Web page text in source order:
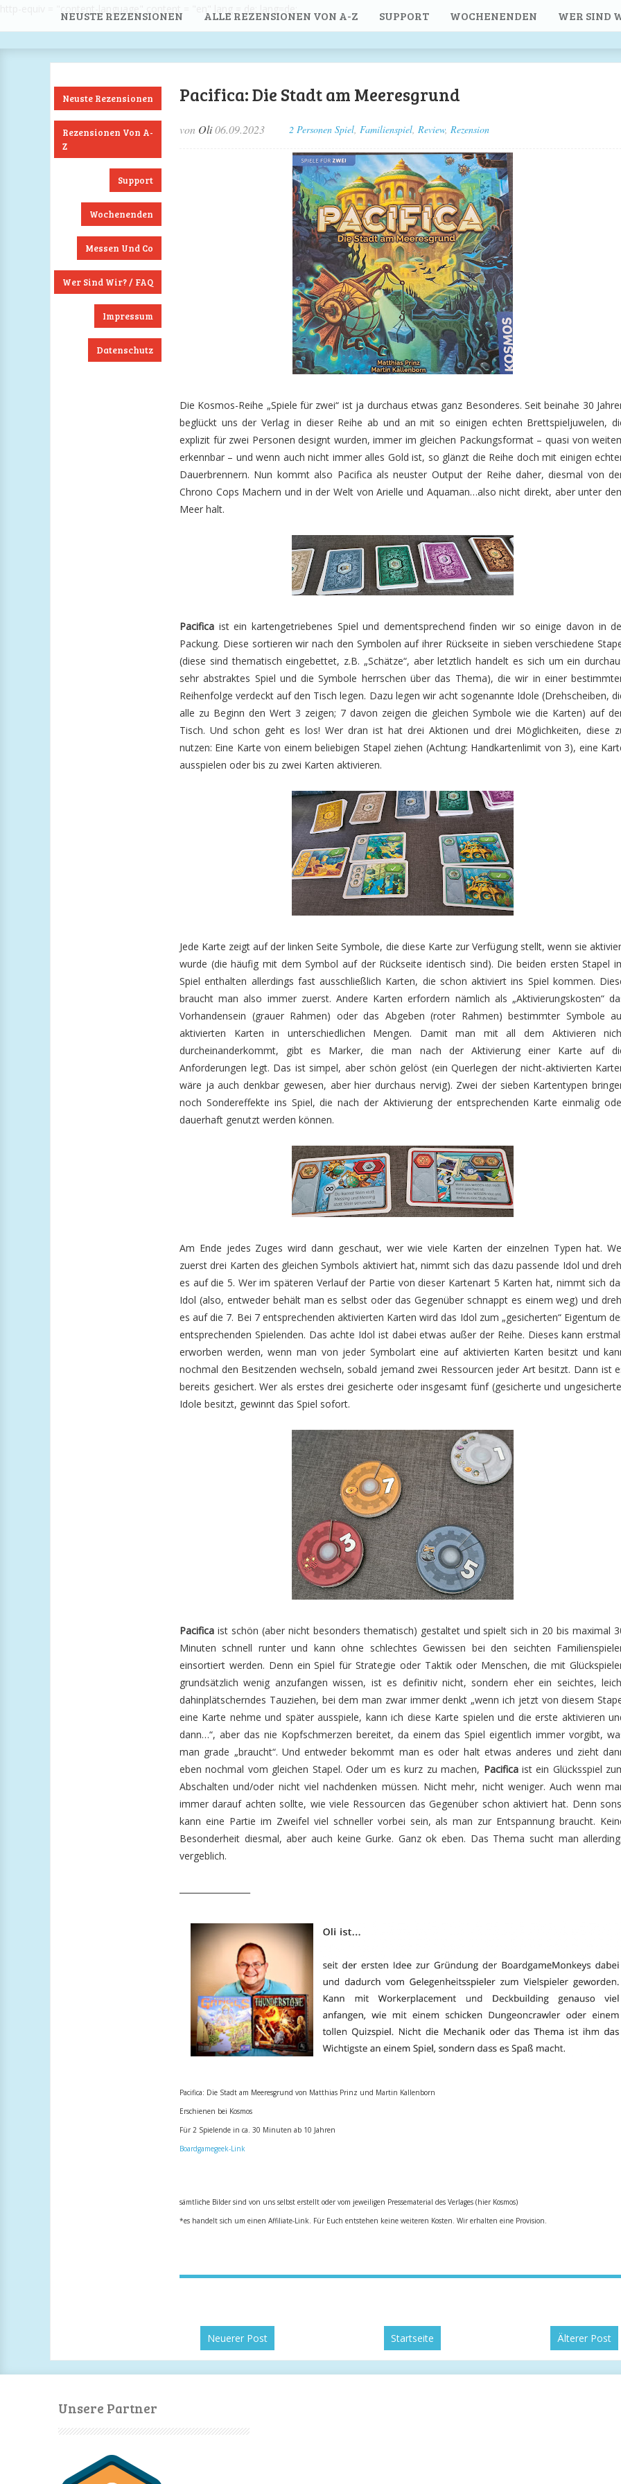
NEUSTE REZENSIONEN ALLE REZENSIONEN VON A-Z SUPPORT WOCHENENDEN WER SIND
Neuste Rezensionen
Rezensionen Von A-
Z
Support
Wochenenden
Messen Und Co
Wer Sind Wir? / FAQ
Impressum
Datenschutz
Pacifica: Die Stadt am Meeresgrund
von Oli06.09.2023 2 Personen Spiel, Familienspiel, Review, Rezension
Die Kosmos-Reihe „Spiele für zwei“ ist ja durchaus etwas ganz Besonderes. Seit beinahe 30
beglückt uns der Verlag in dieser Reihe ab und an mit so einigen echten Brettspieljuwelen,
explizit für zwei Personen designt wurden, immer im gleichen Packungsformat – quasi von
erkennbar – und wenn auch nicht immer alles Gold ist, so glänzt die Reihe doch mit einigen
Dauerbrennern. Nun kommt also Pacifica als neuster Output der Reihe daher, diesmal von
Chrono Cops Machern und in der Welt von Arielle und Aquaman…also nicht direkt, aber unter
Meer halt.
Pacifica ist ein kartengetriebenes Spiel und dementsprechend finden wir so einige davon in
Packung. Diese sortieren wir nach den Symbolen auf ihrer Rückseite in sieben verschiedene
(diese sind thematisch eingebettet, z.B. „Schätze“, aber letztlich handelt es sich um ein
sehr abstraktes Spiel und die Symbole herrschen über das Thema), die wir in einer
Reihenfolge verdeckt auf den Tisch legen. Dazu legen wir acht sogenannte Idole (Drehscheiben,
alle zu Beginn den Wert 3 zeigen; 7 davon zeigen die gleichen Symbole wie die Karten) auf
Tisch. Und schon geht es los! Wer dran ist hat drei Aktionen und drei Möglichkeiten, diese
nutzen: Eine Karte von einem beliebigen Stapel ziehen (Achtung: Handkartenlimit von 3), eine
ausspielen oder bis zu zwei Karten aktivieren.
Jede Karte zeigt auf der linken Seite Symbole, die diese Karte zur Verfügung stellt, wenn sie
wurde (die häufig mit dem Symbol auf der Rückseite identisch sind). Die beiden ersten Stapel
Spiel enthalten allerdings fast ausschließlich Karten, die schon aktiviert ins Spiel kommen.
braucht man also immer zuerst. Andere Karten erfordern nämlich als „Aktivierungskosten“
Vorhandensein (grauer Rahmen) oder das Abgeben (roter Rahmen) bestimmter Symbole
aktivierten Karten in unterschiedlichen Mengen. Damit man mit all dem Aktivieren
durcheinanderkommt, gibt es Marker, die man nach der Aktivierung einer Karte auf
Anforderungen legt. Das ist simpel, aber schön gelöst (ein Querlegen der nicht-aktivierten
wäre ja auch denkbar gewesen, aber hier durchaus nervig). Zwei der sieben Kartentypen
noch Sondereffekte ins Spiel, die nach der Aktivierung der entsprechenden Karte einmalig
dauerhaft genutzt werden können.
Am Ende jedes Zuges wird dann geschaut, wer wie viele Karten der einzelnen Typen hat.
zuerst drei Karten des gleichen Symbols aktiviert hat, nimmt sich das dazu passende Idol und
es auf die 5. Wer im späteren Verlauf der Partie von dieser Kartenart 5 Karten hat, nimmt sich
Idol (also, entweder behält man es selbst oder das Gegenüber schnappt es einem weg) und
es auf die 7. Bei 7 entsprechenden aktivierten Karten wird das Idol zum „gesicherten“ Eigentum
entsprechenden Spielenden. Das achte Idol ist dabei etwas außer der Reihe. Dieses kann
erworben werden, wenn man von jeder Symbolart eine auf aktivierten Karten besitzt und
nochmal den Besitzenden wechseln, sobald jemand zwei Ressourcen jeder Art besitzt. Dann ist
bereits gesichert. Wer als erstes drei gesicherte oder insgesamt fünf (gesicherte und
Idole besitzt, gewinnt das Spiel sofort.
Pacifica ist schön (aber nicht besonders thematisch) gestaltet und spielt sich in 20 bis maximal
Minuten schnell runter und kann ohne schlechtes Gewissen bei den seichten
einsortiert werden. Denn ein Spiel für Strategie oder Taktik oder Menschen, die mit
grundsätzlich wenig anzufangen wissen, ist es definitiv nicht, sondern eher ein seichtes,
dahinplätscherndes Tauziehen, bei dem man zwar immer denkt „wenn ich jetzt von diesem
eine Karte nehme und später ausspiele, kann ich diese Karte spielen und die erste aktivieren
dann…“, aber das nie Kopfschmerzen bereitet, da einem das Spiel eigentlich immer vorgibt,
man grade „braucht“. Und entweder bekommt man es oder halt etwas anderes und zieht
eben nochmal vom gleichen Stapel. Oder um es kurz zu machen, Pacifica ist ein Glücksspiel
Abschalten und/oder nicht viel nachdenken müssen. Nicht mehr, nicht weniger. Auch wenn
immer darauf achten sollte, wie viele Ressourcen das Gegenüber schon aktiviert hat. Denn
kann eine Partie im Zweifel viel schneller vorbei sein, als man zur Entspannung braucht.
Besonderheit diesmal, aber auch keine Gurke. Ganz ok eben. Das Thema sucht man
vergeblich.
Pacifica: Die Stadt am Meeresgrund von Matthias Prinz und Martin Kallenborn
Erschienen bei Kosmos
Für 2 Spielende in ca. 30 Minuten ab 10 Jahren
Boardgamegeek-Link
sämtliche Bilder sind von uns selbst erstellt oder vom jeweiligen Pressematerial des Verlages (hier Kosmos)
*es handelt sich um einen Affiliate-Link. Für Euch entstehen keine weiteren Kosten. Wir erhalten eine Provision.
Neuerer Post Älterer Post
Startseite
Instagram
Unsere Partner